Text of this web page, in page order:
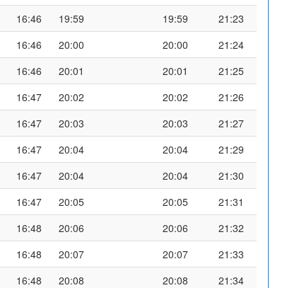
16:46 19:59 19:59
21:23
16:46 20:00 20:00
21:24
16:46 20:01 20:01
21:25
16:47 20:02 20:02
21:26
16:47 20:03 20:03
21:27
16:47 20:04 20:04
21:29
16:47 20:04 20:04
21:30
16:47 20:05 20:05
21:31
16:48 20:06 20:06
21:32
16:48 20:07 20:07
21:33
16:48 20:08 20:08
21:34